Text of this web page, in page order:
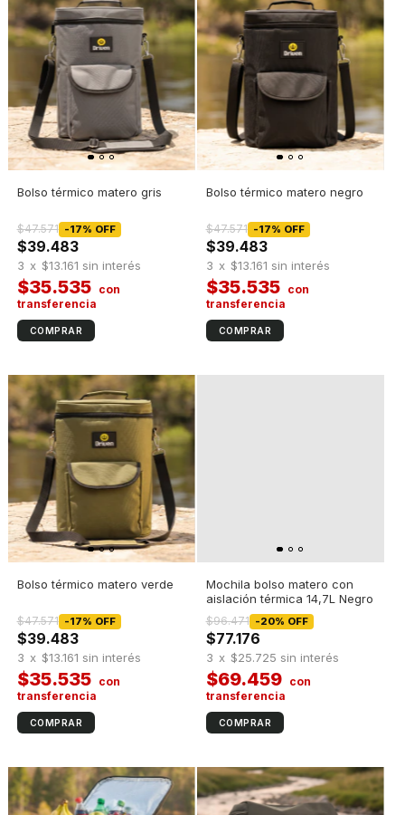
Bolso térmico matero gris
$39.483
-17% OFF
$47.571
$35.535
3 x $13.161 sin interés
Bolso térmico matero negro
$39.483
-17% OFF
$47.571
$35.535
3 x $13.161 sin interés
Bolso térmico matero verde
$39.483
-17% OFF
$47.571
$35.535
3 x $13.161 sin interés
Mochila bolso matero con
aislación térmica 14,7L Negro
$77.176
-20% OFF
$96.471
$69.459
3 x $25.725 sin interés